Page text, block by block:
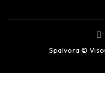
Spalvora ©